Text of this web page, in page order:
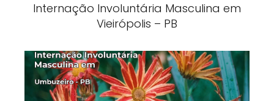
Internação Involuntária Masculina em
Vieirópolis – PB